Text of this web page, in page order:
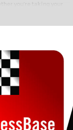
you’re taking your
club chess, or already
with FRITZ, you can
and with a